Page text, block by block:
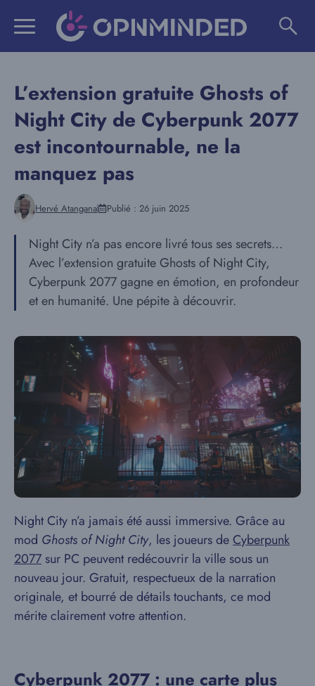
L’extension gratuite Ghosts of
Night City de Cyberpunk 2077
est incontournable, ne la
manquez pas
Hervé Atangana Publié : 26 juin 2025
Night City n’a pas encore livré tous ses secrets…
Avec l’extension gratuite Ghosts of Night City,
Cyberpunk 2077 gagne en émotion, en profondeur
et en humanité. Une pépite à découvrir.
Night City n’a jamais été aussi immersive. Grâce au
mod Ghosts of Night City, les joueurs deCyberpunk
2077 sur PC peuvent redécouvrir la ville sous un
nouveau jour. Gratuit, respectueux de la narration
originale, et bourré de détails touchants, ce mod
mérite clairement votre attention.
Cyberpunk 2077 : une carte plus